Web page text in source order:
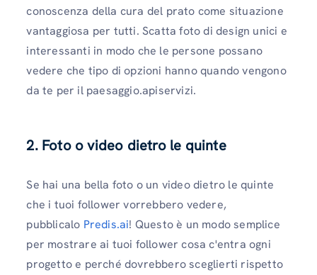
conoscenza della cura del prato come situazione
vantaggiosa per tutti. Scatta foto di design unici e
interessanti in modo che le persone possano
vedere che tipo di opzioni hanno quando vengono
da te per il paesaggio.apiservizi.
2. Foto o video dietro le quinte
Se hai una bella foto o un video dietro le quinte
che i tuoi follower vorrebbero vedere,
pubblicalo Predis.ai! Questo è un modo semplice
per mostrare ai tuoi follower cosa c'entra ogni
progetto e perché dovrebbero sceglierti rispetto